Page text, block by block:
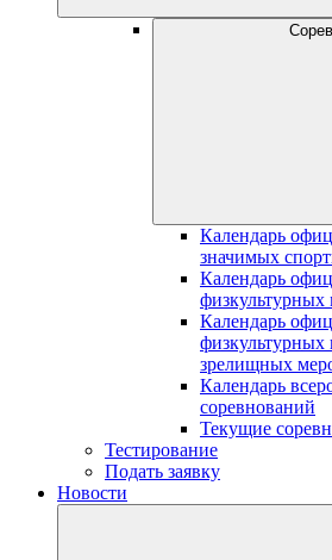
Календарь
значимых
Календарь
физкультурных
Календарь
зрелищных
Календарь
соревнований
Текущие
Тестирование
Подать заявку
Новости